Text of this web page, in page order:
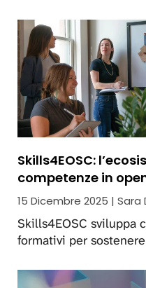
Skills4EOSC:
competenze in
15 Dicembre 2025 | Sara
Skills4EOSC sviluppa
formativi per